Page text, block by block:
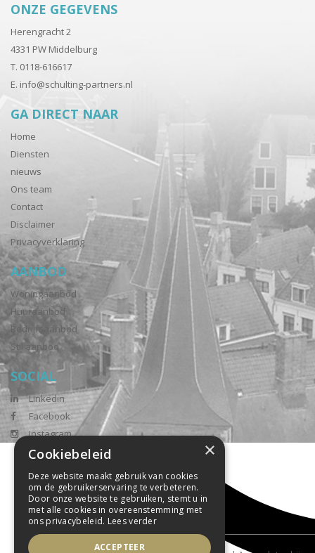
ONZE GEGEVENS
Herengracht 2
4331 PW Middelburg
T. 0118-616617
E. info@schulting-partners.nl
GA DIRECT NAAR
Home
Diensten
nieuws
Ons team
Contact
Disclaimer
Privacyverklaring
AANBOD
Woningaanbod
Huuraanbod
Bedrijfsaanbod
Stil aanbod
SOCIAL
Linkedin
Facebook
Instagram
×
Cookiebeleid
Deze website maakt gebruik van cookies
om de gebruikerservaring te verbeteren.
Door onze website te gebruiken, stemt u in
met alle cookies in overeenstemming met
ons privacybeleid. Lees verder
ACCEPTEER